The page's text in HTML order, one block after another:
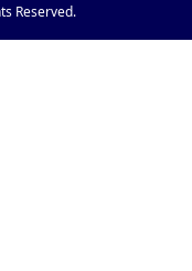
Reserved.